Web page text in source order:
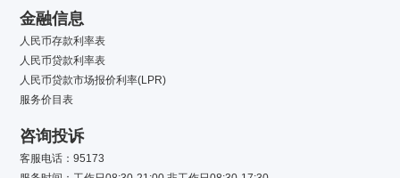
金融信息
人民币存款利率表
人民币贷款利率表
人民币贷款市场报价利率(LPR)
服务价目表
咨询投诉
客服电话：95173